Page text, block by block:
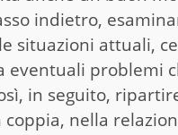
indietro,
situazioni attuali,
eventuali problemi
in seguito,
coppia, nella